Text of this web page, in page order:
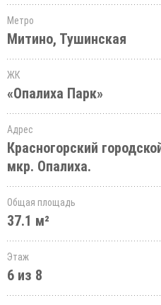
Метро
Митино, Тушинская
ЖК
«Опалиха Парк»
Адрес
Красногорский
мкр. Опалиха.
Общая площадь
37.1 м²
Этаж
6 из 8